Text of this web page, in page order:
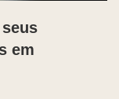
em